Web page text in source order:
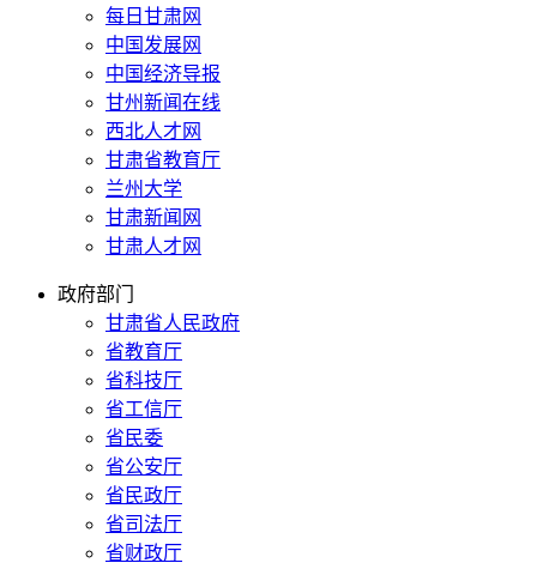
每日甘肃网
中国发展网
中国经济导报
甘州新闻在线
西北人才网
甘肃省教育厅
兰州大学
甘肃新闻网
甘肃人才网
政府部门
甘肃省人民政府
省教育厅
省科技厅
省工信厅
省民委
省公安厅
省民政厅
省司法厅
省财政厅